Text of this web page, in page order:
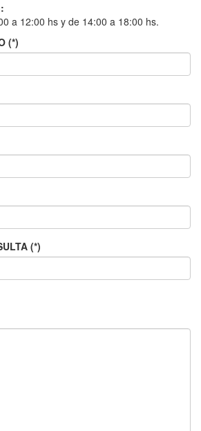
a 12:00 hs y de 14:00 a 18:00 hs.
(*)
(*)